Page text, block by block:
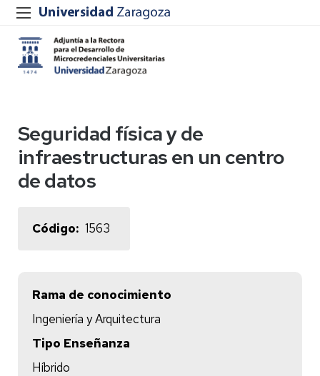
Seguridad física y de
infraestructuras en un centro
de datos
Código 1563
Rama de conocimiento
Ingeniería y Arquitectura
Tipo Enseñanza
Híbrido